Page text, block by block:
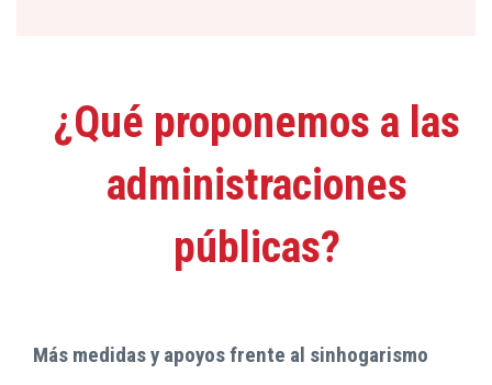
¿Qué proponemos a las
administraciones
públicas?
Más medidas y apoyos frente al sinhogarismo